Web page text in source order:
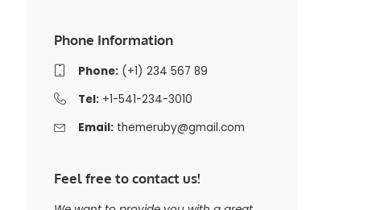
Phone Information
Phone:(+1) 234 567 89
Tel:+1-541-234-3010
Email: themeruby@gmail.com
Feel free to contact us!